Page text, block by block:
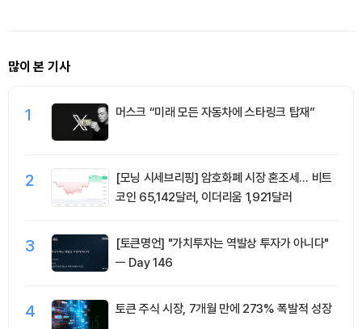
많이 본 기사
1 머스크 “미래 모든 자동차에 스타링크 탑재”
2
[모닝 시세브리핑] 암호화폐 시장 혼조세… 비트
코인 65,142달러, 이더리움 1,921달러
3
[토큰명언] "가치투자는 역발상 투자가 아니다"
ㅡ Day 146
4 토큰 주식 시장, 7개월 만에 273% 폭발적 성장